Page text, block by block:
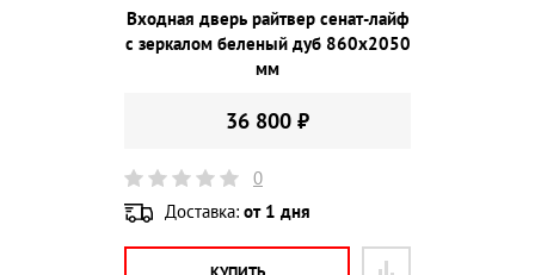
Входная дверь райтвер сенат-лайф
с зеркалом беленый дуб 860х2050
мм
36 800 ₽
0
Доставка: от 1 дня